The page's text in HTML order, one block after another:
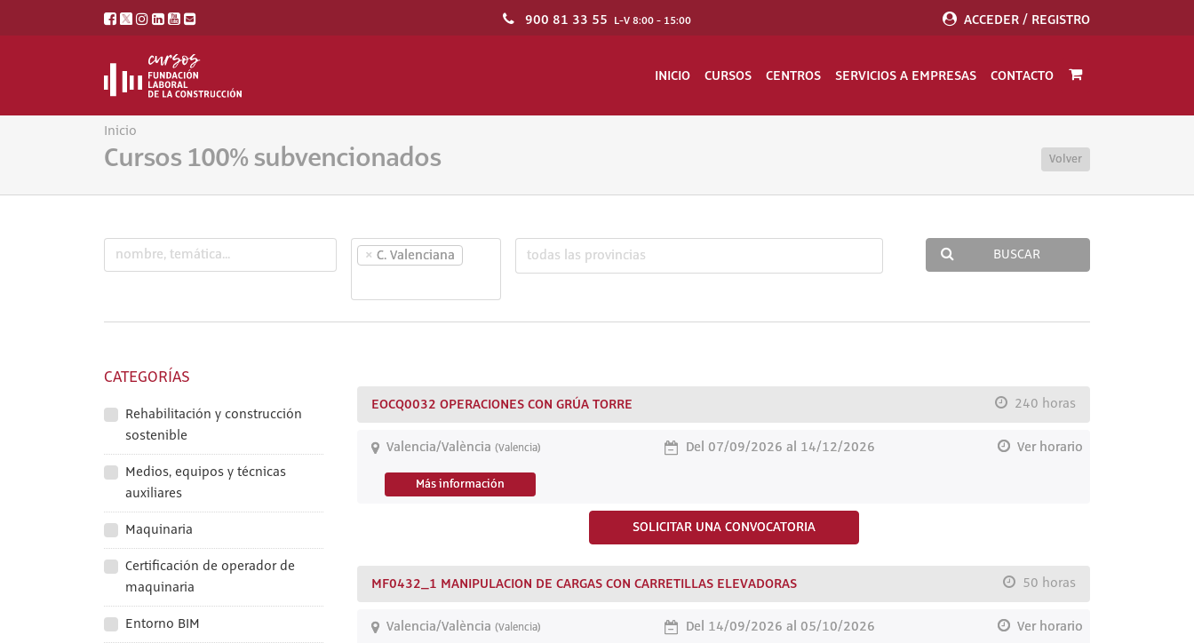
900 81 33 55 L-V 8:00 - 15:00 ACCEDER / REGISTRO
INICIO CURSOS CENTROS SERVICIOS A EMPRESAS CONTACTO
Inicio
Cursos 100% subvencionados Volver
× C. Valenciana BUSCAR
CATEGORÍAS
Rehabilitación y construcción
sostenible
Medios, equipos y técnicas
auxiliares
Maquinaria
Certificación de operador de
maquinaria
Entorno BIM
240 horas
EOCQ0032 OPERACIONES CON GRÚA TORRE
Valencia/València (Valencia) Del 07/09/2026 al 14/12/2026 Ver horario
Más información
SOLICITAR UNA CONVOCATORIA
50 horas
MF0432_1 MANIPULACION DE CARGAS CON CARRETILLAS ELEVADORAS
Valencia/València (Valencia) Del 14/09/2026 al 05/10/2026 Ver horario